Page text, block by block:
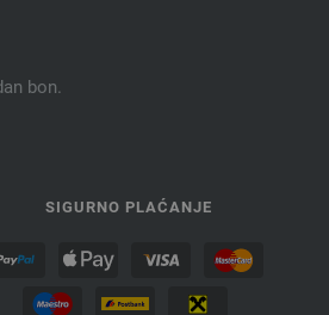
bon.
SIGURNO PLAĆANJE